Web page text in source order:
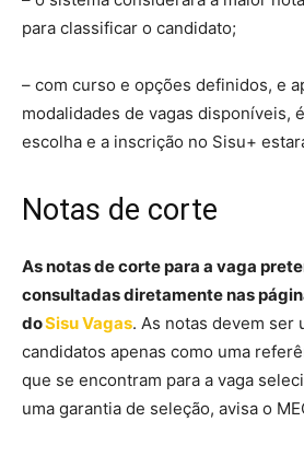
para classificar o candidato;
– com curso e opções definidos, e
modalidades de vagas disponíveis,
escolha e a inscrição no Sisu+
Notas de corte
As notas de corte para a vaga
consultadas diretamente nas
doSisu Vagas. As notas devem ser
candidatos apenas como uma
que se encontram para a vaga
uma garantia de seleção, avisa o